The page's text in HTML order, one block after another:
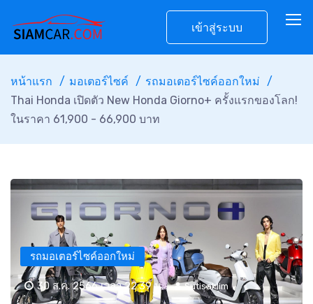
เข้าสู่ระบบ
หน้าแรก มอเตอร์ไซค์
รถมอเตอร์ไซค์ออกใหม่
Thai Honda เปิดตัว New Honda Giorno+ ครั้งแรกของโลก!
ในราคา 61,900 - 66,900 บาท
รถมอเตอร์ไซค์ออกใหม่
30 ส.ค. 2566 เวลา 22:39 น. Sutisaklim